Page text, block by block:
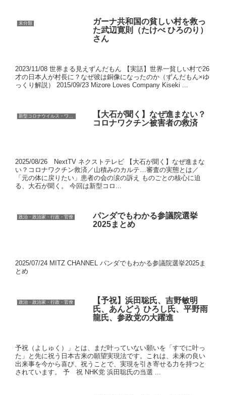
未分類
ガーナ共和国の貧しい村を救っ
た武辺寛則（たけべ ひろのり）
さん
2023/11/08 世界まる見えずんだもん 【実話】世界一貧しい村で26
才の日本人が村長に？なぜ彼は銅像になったのか（ずんだもん×ゆ
っくり解説） 2015/09/23 Mizore Loves Company Kiseki ...
新型コロナウイルス・ワクチン
【大石が聞く】なぜ進まない？
コロナワクチン被害者の救済
2025/08/26 NextTV ネクストテレビ 【大石が聞く】なぜ進まな
い？コロナワクチン救済／山積みのカルテ…審査の実態とは／
「元の体に戻りたい」患者の会の涙の訴え ものごとの核心に迫
る、大石が聞く。 今回は新型コロ...
政治・政治家・行政・官僚
パンダでもわかる参議院選挙
2025まとめ
2025/07/24 MITZ CHANNEL パンダでもわかる参議院選挙2025ま
とめ
政治・政治家・行政・官僚
【予祝】浜田聡氏、吉野敏明
氏、あんどう ひろし氏、平野雨
龍氏、参政党の大躍進
予祝（よしゅく）」とは、まだ叶っていない願いを「すでに叶っ
た」と先に祝う日本古来の願望実現法です。これは、未来の良い
出来事を今から喜び、祝うことで、実現を引き寄せる力を持つと
されています。 予 祝 NHK党 浜田聡氏の当選 ...